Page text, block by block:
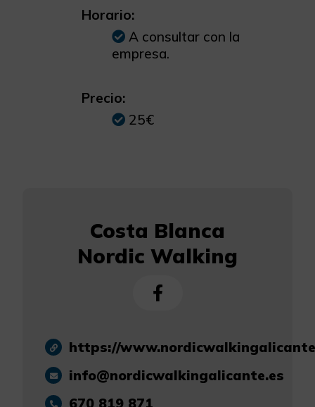
Horario:
A consultar con la
empresa.
Precio:
25€
Costa Blanca
Nordic Walking
https://
info@nordicwalkingalicante.es
670 819 871